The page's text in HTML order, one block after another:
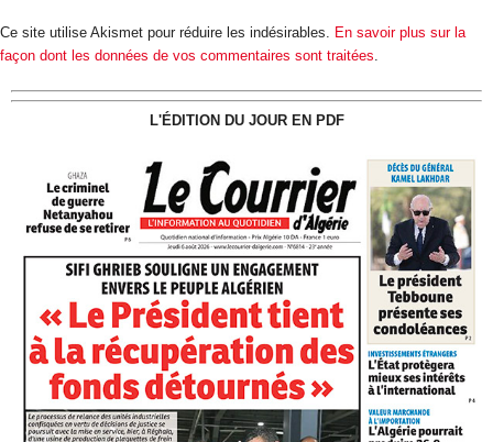
Ce site utilise Akismet pour réduire les indésirables. En savoir plus sur la
façon dont les données de vos commentaires sont traitées.
L'ÉDITION DU JOUR EN PDF